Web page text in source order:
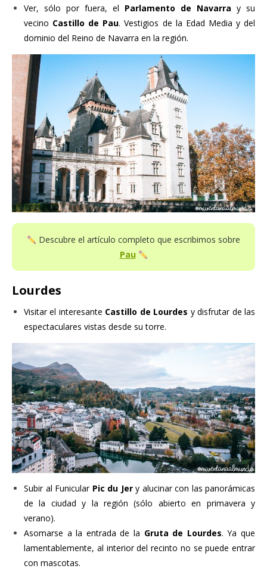
Ver, sólo por fuera, el Parlamento de Navarra y su
vecino Castillo de Pau. Vestigios de la Edad Media y del
dominio del Reino de Navarra en la región.
Descubre el artículo completo que escribimos sobre
Pau
Lourdes
Visitar el interesante Castillo de Lourdes y disfrutar de las
espectaculares vistas desde su torre.
Subir al Funicular Pic du Jery alucinar con las panorámicas
de la ciudad y la región (sólo abierto en primavera y
verano).
Asomarse a la entrada de la Gruta de Lourdes. Ya que
lamentablemente, al interior del recinto no se puede entrar
con mascotas.